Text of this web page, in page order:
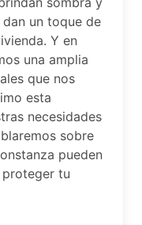
un toque de
Y en
una amplia
que nos
esta
necesidades
sobre
pueden
tu